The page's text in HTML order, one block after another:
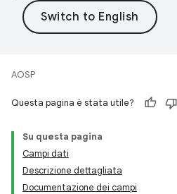
AOSP
Questa pagina è stata utile?
Su questa pagina
Campi dati
Descrizione dettagliata
Documentazione dei campi